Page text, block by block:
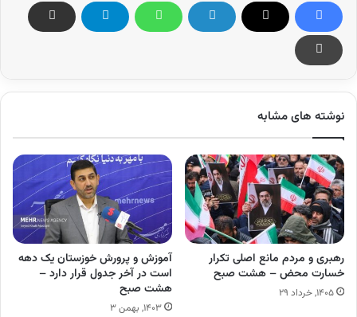
نوشته های مشابه
رهبری و مردم مانع اصلی تکرار
خسارت محض – هشت صبح
۱۴۰۵, خرداد ۲۹
آموزش و پرورش خوزستان یک دهه
است در آخر جدول قرار دارد –
هشت صبح
۱۴۰۳, بهمن ۳